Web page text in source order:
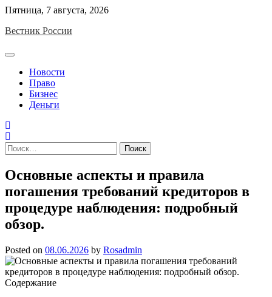
Skip
content
Пятница, 7 августа, 2026
Вестник России
Новости
Право
Бизнес
Деньги
Найти:
Основные аспекты и правила
погашения требований кредиторов в
процедуре наблюдения: подробный
обзор.
Posted on 08.06.2026 by Rosadmin
Содержание